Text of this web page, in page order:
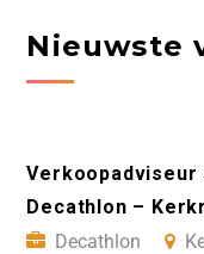
Nieuwste
Verkoopadviseur
Decathlon –
Decathlon